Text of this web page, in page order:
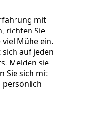
mit
richten Sie
Mühe ein.
auf jeden
Melden sie
Sie sich mit
persönlich